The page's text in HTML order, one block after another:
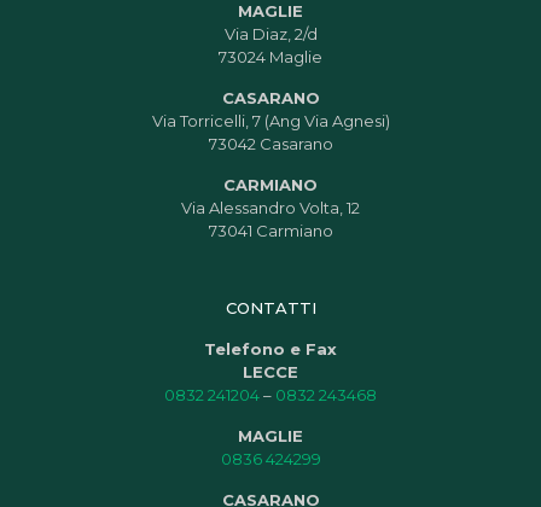
MAGLIE
Via Diaz, 2/d
73024 Maglie
CASARANO
Via Torricelli, 7 (Ang Via Agnesi)
73042 Casarano
CARMIANO
Via Alessandro Volta, 12
73041 Carmiano
CONTATTI
Telefono e Fax
LECCE
0832 241204– 0832 243468
MAGLIE
0836 424299
CASARANO